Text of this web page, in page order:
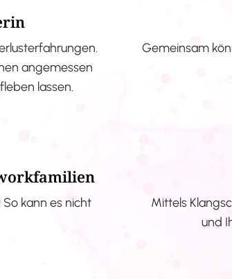
angemessen
lassen.
Gemeinsam
kann es nicht
Mittels
und